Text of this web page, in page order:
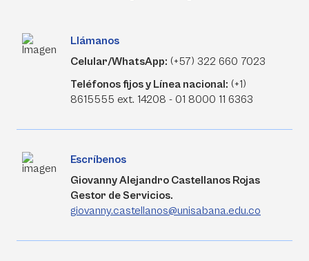
Llámanos
Celular/WhatsApp: (+57) 322 660 7023
Teléfonos fijos y Línea nacional: (+1)
8615555 ext. 14208 - 01 8000 11 6363
Escríbenos
Giovanny Alejandro Castellanos Rojas
Gestor de Servicios.
giovanny.castellanos@unisabana.edu.co